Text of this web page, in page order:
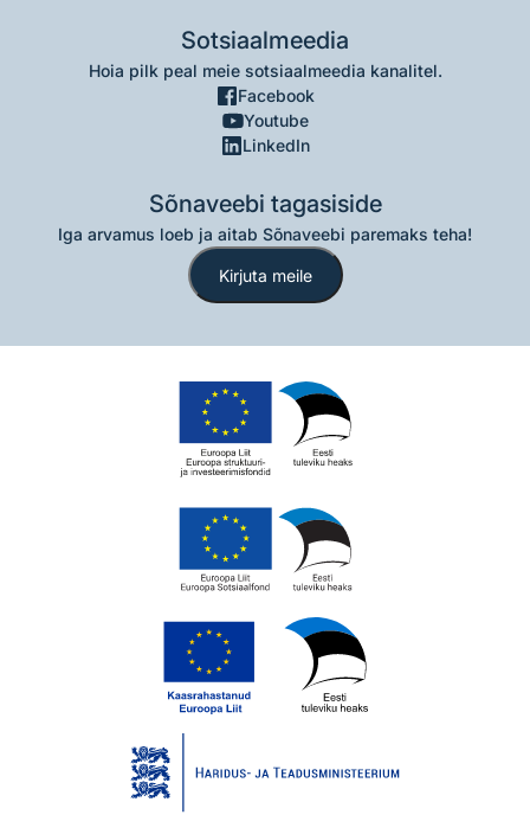
Sotsiaalmeedia
Hoia pilk peal meie sotsiaalmeedia kanalitel.
Facebook
Youtube
LinkedIn
Sõnaveebi tagasiside
Iga arvamus loeb ja aitab Sõnaveebi paremaks teha!
Kirjuta meile